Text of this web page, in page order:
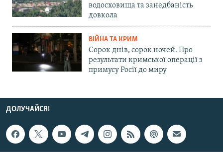
водосховища та занедбаність
довкола
ВІЙНА ТА КРИМ
Сорок днів, сорок ночей. Про
результати кримської операції з
примусу Росії до миру
ДОЛУЧАЙСЯ!